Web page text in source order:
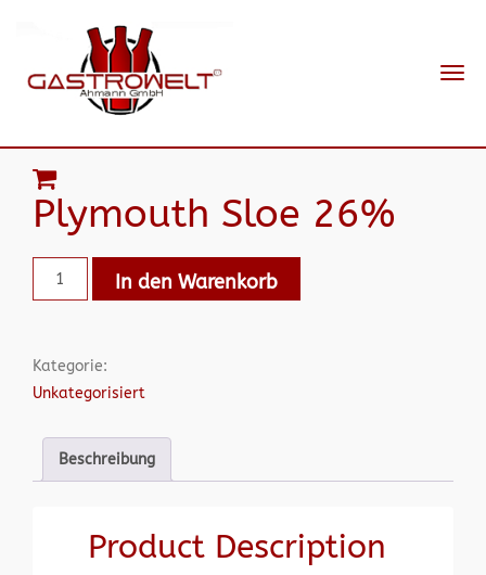
Plymouth Sloe 26%
In den Warenkorb
Kategorie:
Unkategorisiert
Beschreibung
Product Description